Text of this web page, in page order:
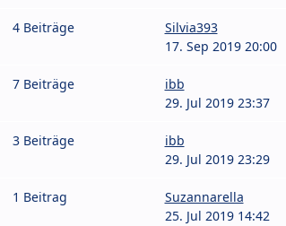
4 Beiträge
Silvia393
17. Sep 2019 20:00
7 Beiträge
ibb
29. Jul 2019 23:37
3 Beiträge
ibb
29. Jul 2019 23:29
1 Beitrag
Suzannarella
25. Jul 2019 14:42